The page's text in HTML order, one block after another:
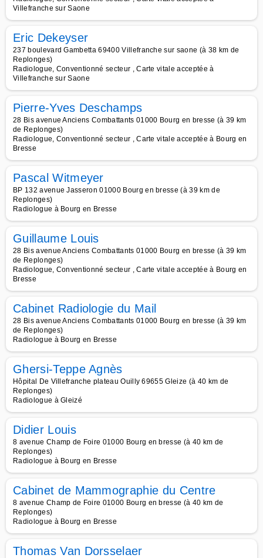
Villefranche sur Saone
Eric Dekeyser
237 boulevard Gambetta 69400 Villefranche sur saone (à 38 km de
Replonges)
Radiologue, Conventionné secteur , Carte vitale acceptée à
Villefranche sur Saone
Pierre-Yves Deschamps
28 Bis avenue Anciens Combattants 01000 Bourg en bresse (à 39 km
de Replonges)
Radiologue, Conventionné secteur , Carte vitale acceptée à Bourg en
Bresse
Pascal Witmeyer
BP 132 avenue Jasseron 01000 Bourg en bresse (à 39 km de
Replonges)
Radiologue à Bourg en Bresse
Guillaume Louis
28 Bis avenue Anciens Combattants 01000 Bourg en bresse (à 39 km
de Replonges)
Radiologue, Conventionné secteur , Carte vitale acceptée à Bourg en
Bresse
Cabinet Radiologie du Mail
28 Bis avenue Anciens Combattants 01000 Bourg en bresse (à 39 km
de Replonges)
Radiologue à Bourg en Bresse
Ghersi-Teppe Agnès
Hôpital De Villefranche plateau Ouilly 69655 Gleize (à 40 km de
Replonges)
Radiologue à Gleizé
Didier Louis
8 avenue Champ de Foire 01000 Bourg en bresse (à 40 km de
Replonges)
Radiologue à Bourg en Bresse
Cabinet de Mammographie du Centre
8 avenue Champ de Foire 01000 Bourg en bresse (à 40 km de
Replonges)
Radiologue à Bourg en Bresse
Thomas Van Dorsselaer